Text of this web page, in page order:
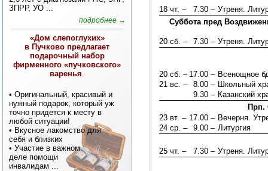
ЗПРР, УО ...
подробнее →
«Дом слепоглухих»
в Пучково предлагает
подарочный набор
фирменного «пучковского»
варенья.
• Оригинальный, красивый и
нужный подарок, который уж
точно придется к месту в
любой ситуации!
• Вкусное лакомство для
себя и близких
• Участие в важном
деле помощи
инвалидам ...
18 чт. – 7.30 – Утреня.
Суббота пред
20 сб. – 7.30 – Утреня.
20 сб. – 17.00 – Всенощное
21 вс. –
8.00 – Школьный
9.30 – Казанский
Прп.
23 вт. – 17.00 – Вечерня.
24 ср. –
9.00 – Литургия
25 чт. – 7.30 – Утреня.